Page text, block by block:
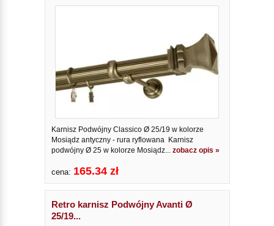
Karnisz Podwójny Classico Ø 25/19 w kolorze
Mosiądz antyczny - rura ryflowana Karnisz
podwójny Ø 25 w kolorze Mosiądz... zobacz opis »
cena: 165.34 zł
Retro karnisz Podwójny Avanti Ø
25/19...